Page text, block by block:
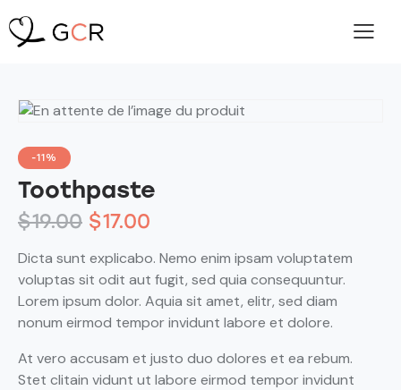
-11%
Toothpaste
$19.00 $17.00
Dicta sunt explicabo. Nemo enim ipsam voluptatem
voluptas sit odit aut fugit, sed quia consequuntur.
Lorem ipsum dolor. Aquia sit amet, elitr, sed diam
nonum eirmod tempor invidunt labore et dolore.
At vero accusam et justo duo dolores et ea rebum.
Stet clitain vidunt ut labore eirmod tempor invidunt